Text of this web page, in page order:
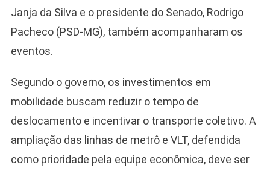
Janja da Silva e o presidente do Senado, Rodrigo
Pacheco (PSD-MG), também acompanharam os
eventos.
Segundo o governo, os investimentos em
mobilidade buscam reduzir o tempo de
deslocamento e incentivar o transporte coletivo. A
ampliação das linhas de metrô e VLT, defendida
como prioridade pela equipe econômica, deve ser